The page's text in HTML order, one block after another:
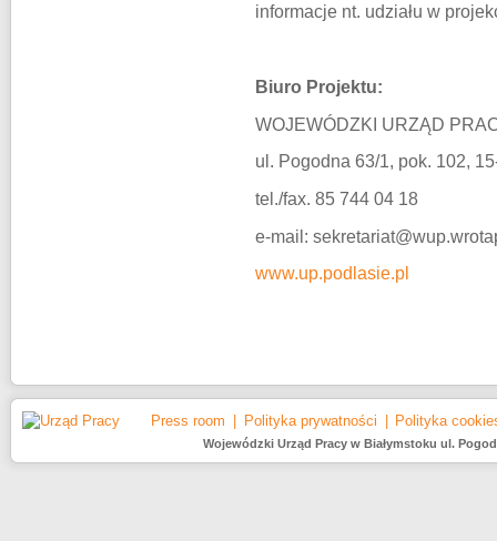
informacje nt. udziału w
Biuro Projektu:
WOJEWÓDZKI URZĄD
ul. Pogodna 63/1, pok. 102,
tel./fax. 85 744 04 18
e-mail:
www.up.podlasie.pl
Press room Polityka prywatności Polityka
Wojewódzki Urząd Pracy w Białymstoku ul.